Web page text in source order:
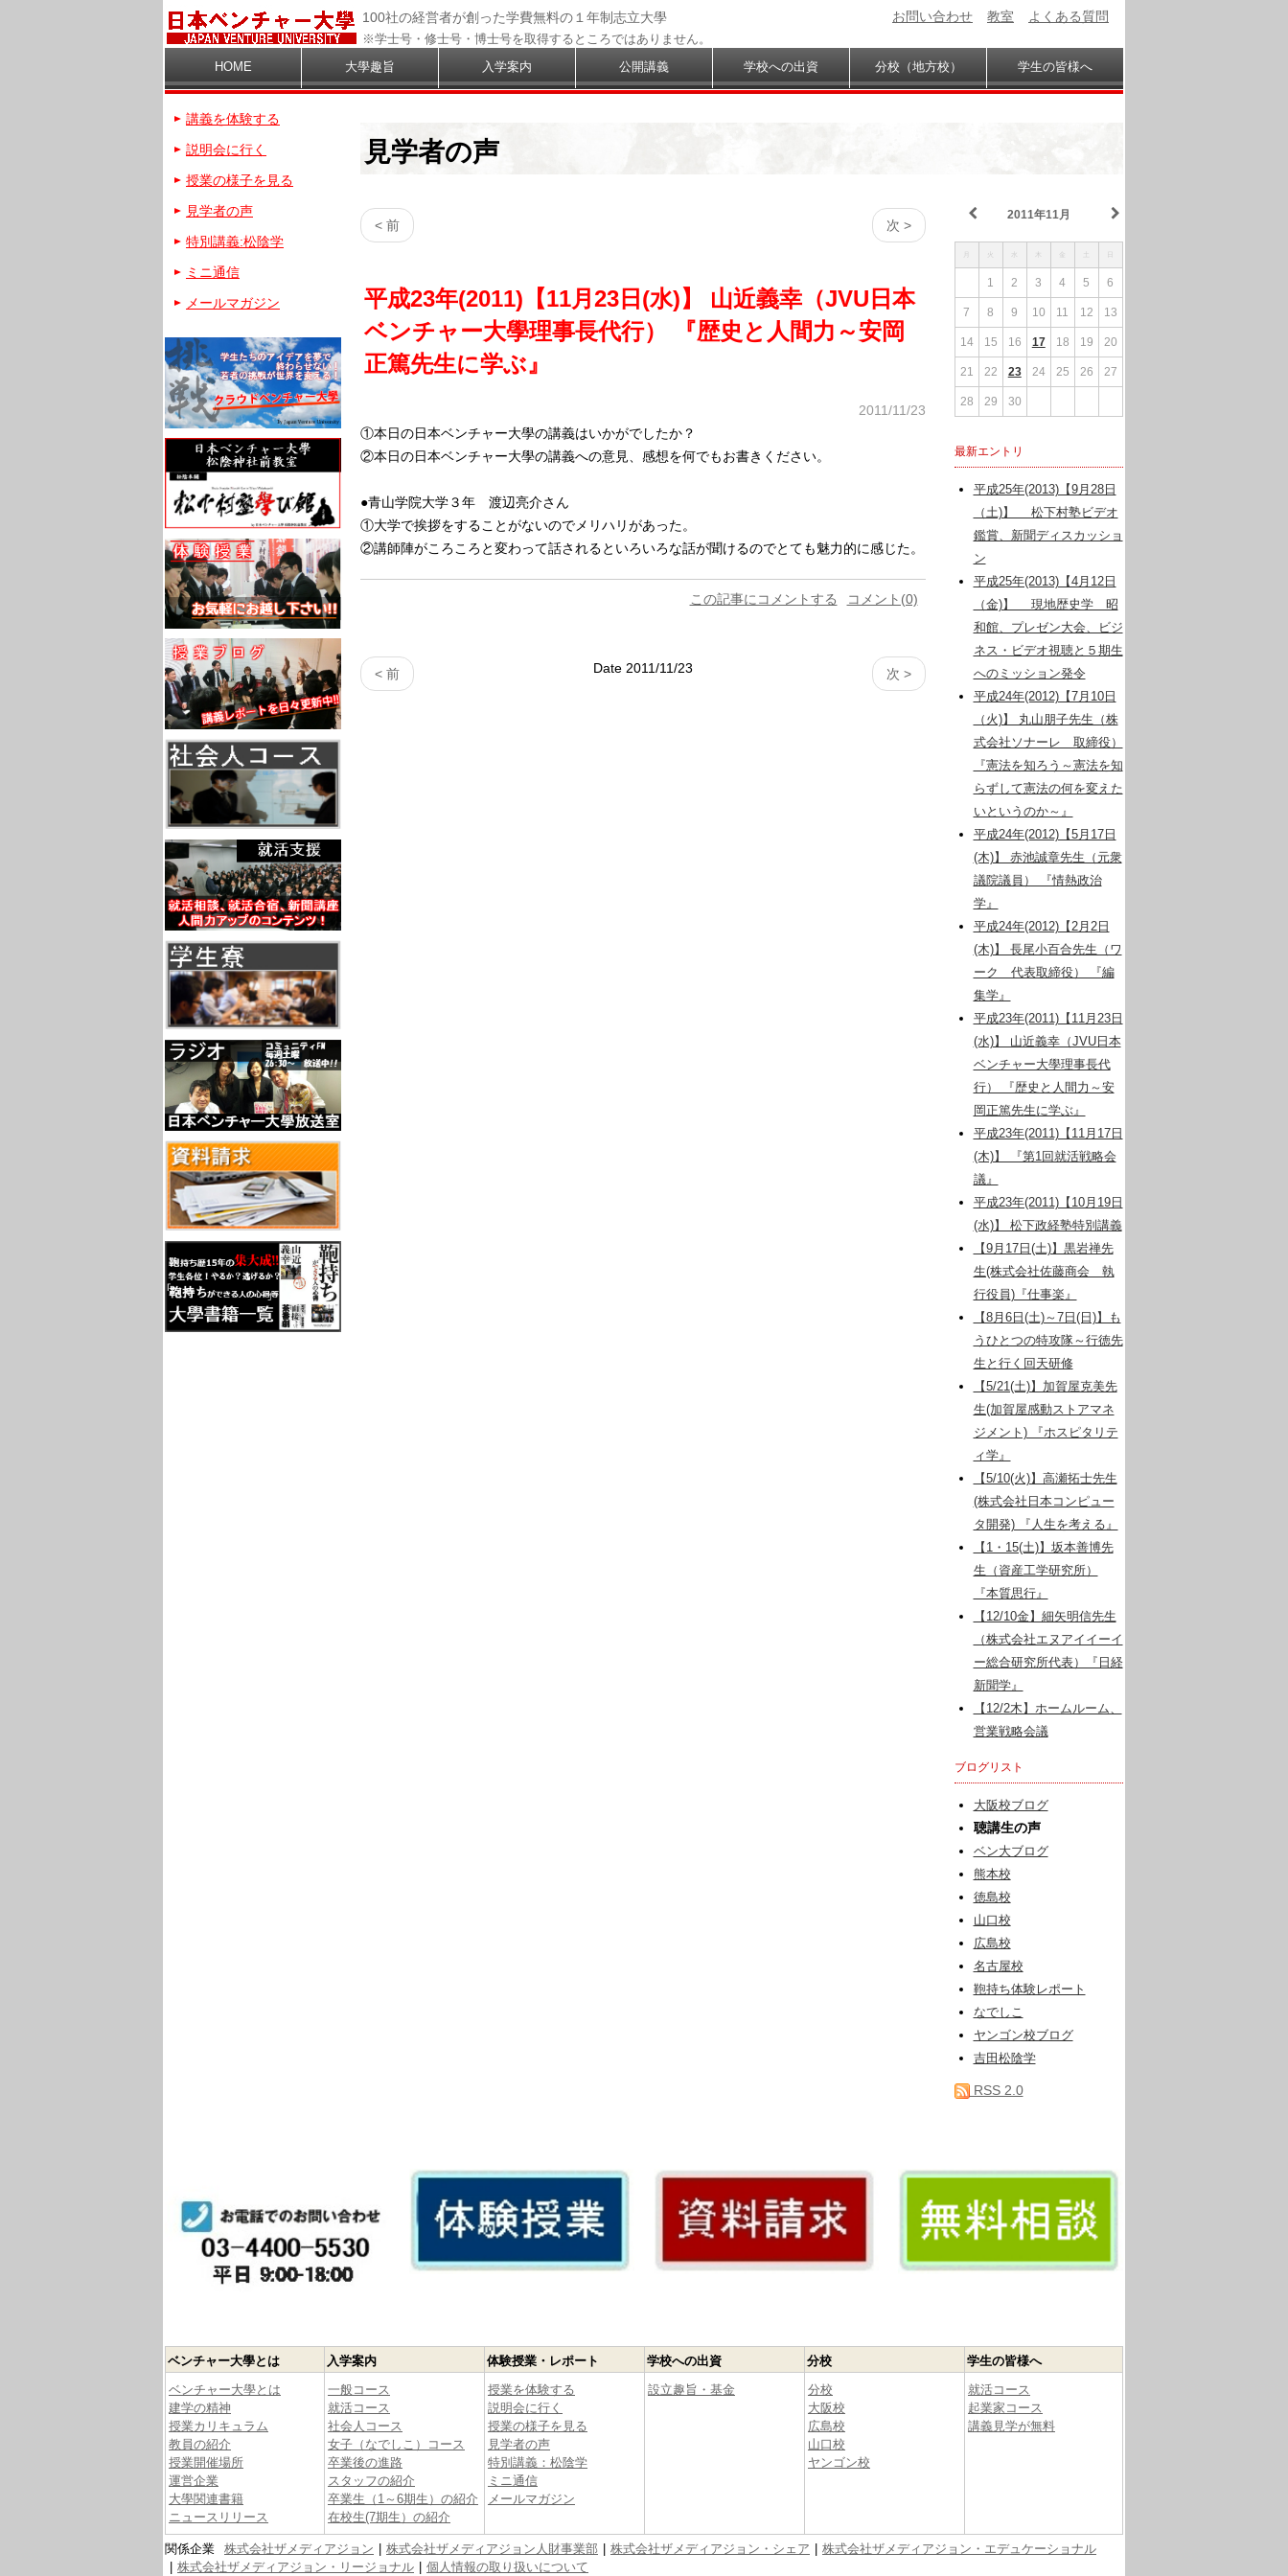
100社の経営者が創った学費無料の１年制志立大學
※学士号・修士号・博士号を取得するところではありません。
お問い合わせ 教室 よくある質問
HOME 大學趣旨 入学案内 公開講義 学校への出資 分校（地方校） 学生の皆様へ
見学者の声
< 前 次 >
平成23年(2011)【11月23日(水)】 山近義幸（JVU日本
ベンチャー大學理事長代行） 『歴史と人間力～安岡
正篤先生に学ぶ』
2011/11/23
①本日の日本ベンチャー大學の講義はいかがでしたか？
②本日の日本ベンチャー大學の講義への意見、感想を何でもお書きください。
●青山学院大学３年 渡辺亮介さん
①大学で挨拶をすることがないのでメリハリがあった。
②講師陣がころころと変わって話されるといろいろな話が聞けるのでとても魅力的に感じた。
この記事にコメントする コメント(0)
< 前 次 >
Date 2011/11/23
2011年11月
1 2 3 4 5 6
7 8 9 10 11 12 13
14 15 16 17 18 19 20
21 22 23 24 25 26 27
28 29 30
最新エントリ
平成25年(2013)【9月28日
（土)】 松下村塾ビデオ
鑑賞、新聞ディスカッショ
ン
平成25年(2013)【4月12日
（金)】 現地歴史学 昭
和館、プレゼン大会、ビジ
ネス・ビデオ視聴と５期生
へのミッション発令
平成24年(2012)【7月10日
（火)】 丸山朋子先生（株
式会社ソナーレ 取締役）
『憲法を知ろう～憲法を知
らずして憲法の何を変えた
いというのか～』
平成24年(2012)【5月17日
(木)】 赤池誠章先生（元衆
議院議員） 『情熱政治
学』
平成24年(2012)【2月2日
(木)】 長尾小百合先生（ワ
ーク 代表取締役） 『編
集学』
平成23年(2011)【11月23日
(水)】 山近義幸（JVU日本
ベンチャー大學理事長代
行） 『歴史と人間力～安
岡正篤先生に学ぶ』
平成23年(2011)【11月17日
(木)】 『第1回就活戦略会
議』
平成23年(2011)【10月19日
(水)】 松下政経塾特別講義
【9月17日(土)】黒岩禅先
生(株式会社佐藤商会 執
行役員)『仕事楽』
【8月6日(土)～7日(日)】も
うひとつの特攻隊～行徳先
生と行く回天研修
【5/21(土)】加賀屋克美先
生(加賀屋感動ストアマネ
ジメント) 『ホスピタリテ
ィ学』
【5/10(火)】高瀬拓士先生
(株式会社日本コンピュー
タ開発) 『人生を考える』
【1・15(土)】坂本善博先
生（資産工学研究所）
『本質思行』
【12/10金】細矢明信先生
（株式会社エヌアイイーイ
ー総合研究所代表）『日経
新聞学』
【12/2木】ホームルーム、
営業戦略会議
ブログリスト
大阪校ブログ
聴講生の声
ベン大ブログ
熊本校
徳島校
山口校
広島校
名古屋校
鞄持ち体験レポート
なでしこ
ヤンゴン校ブログ
吉田松陰学
RSS 2.0
講義を体験する
説明会に行く
授業の様子を見る
見学者の声
特別講義:松陰学
ミニ通信
メールマガジン
ベンチャー大學とは
ベンチャー大學とは
建学の精神
授業カリキュラム
教員の紹介
授業開催場所
運営企業
大學関連書籍
ニュースリリース
入学案内
一般コース
就活コース
社会人コース
女子（なでしこ）コース
卒業後の進路
スタッフの紹介
卒業生（1～6期生）の紹介
在校生(7期生）の紹介
体験授業・レポート
授業を体験する
説明会に行く
授業の様子を見る
見学者の声
特別講義：松陰学
ミニ通信
メールマガジン
学校への出資
設立趣旨・基金
分校
分校
大阪校
広島校
山口校
ヤンゴン校
学生の皆様へ
就活コース
起業家コース
講義見学が無料
関係企業 株式会社ザメディアジョン 株式会社ザメディアジョン人財事業部 株式会社ザメディアジョン・シェア
株式会社ザメディアジョン・エデュケーショナル
株式会社ザメディアジョン・リージョナル
個人情報の取り扱いについて